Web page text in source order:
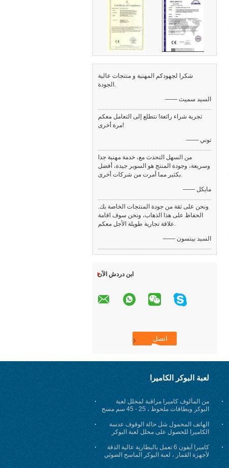
شكرا لجهودكم المهنية و منتجات عالية
الجودة.
—— السيد سميث
تجربة شراء رائعة! نتطلع إلى التعامل معكم
مرة أخرى!
—— توني
من السهل التحدث مع، خدمة مهنية جدا
وسريعة، وجودة المنتج هو السوبر جيدة، أفضل
بكثير مما أمرت من شركات أخرى.
—— مايكل
ونحن على ثقة من جودة المنتجات الخاصة بك.
الحفاظ على هذا الذهاب، ونحن سوف اقامة
علاقة تجارية طويلة الأجل معكم.
—— السيد بينسون
ابن دردش الآن
لعبة البوكر الكاميرا
من المألوف كاميرا مراقبة لمحلل لعبة
البوكر وبطاقات ملحوظ ، 25 - 45 سم مسح
المسافة
الهاتف المحمول شل حالة الوقوف عدسة
الكاميرا للحصول على محلل لعبة البوكر
كاميرا آيفون 6 تعمل بالبطارية عالية الدقة
لأجهزة القمار ، لعبة البوكر الماسح الضوئي
الغش